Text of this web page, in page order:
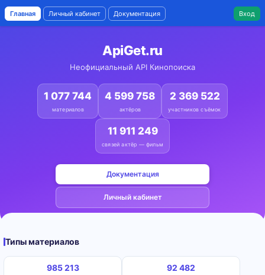
Главная Личный кабинет Документация Вход
ApiGet.ru
Неофициальный API Кинопоиска
1 077 744
материалов
4 599 758
актёров
2 369 522
участников съёмок
11 911 249
связей актёр — фильм
Документация
Личный кабинет
Типы материалов
985 213 92 482